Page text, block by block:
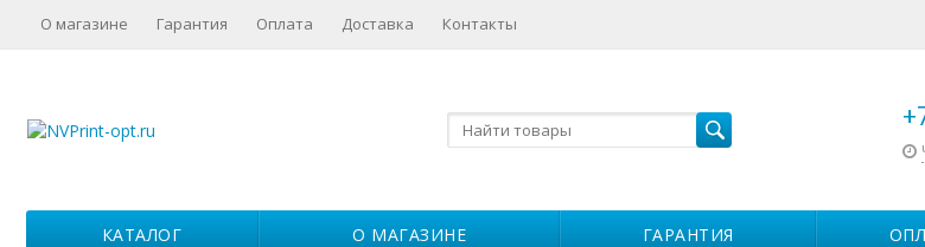
О магазине Гарантия Оплата Доставка Контакты
КАТАЛОГ О МАГАЗИНЕ ГАРАНТИЯ